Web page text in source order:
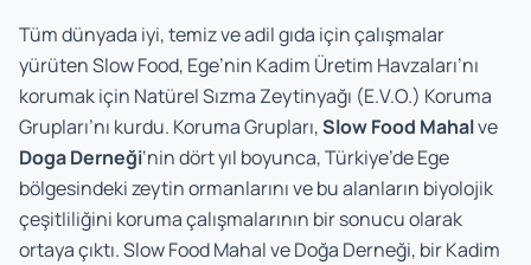
Tüm dünyada iyi, temiz ve adil gıda için çalışmalar
yürüten Slow Food, Ege’nin Kadim Üretim Havzaları’nı
korumak için Natürel Sızma Zeytinyağı (E.V.O.) Koruma
Grupları’nı kurdu. Koruma Grupları,Slow Food Mahalve
Doga Derneği‘nin dört yıl boyunca, Türkiye’de Ege
bölgesindeki zeytin ormanlarını ve bu alanların biyolojik
çeşitliliğini koruma çalışmalarının bir sonucu olarak
ortaya çıktı. Slow Food Mahal ve Doğa Derneği, bir Kadim